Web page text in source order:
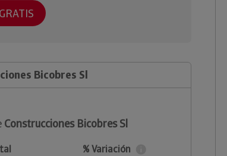
Bicobres Sl
Construcciones Bicobres Sl
% Variación